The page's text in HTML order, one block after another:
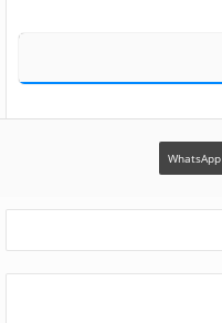
WhatsApp